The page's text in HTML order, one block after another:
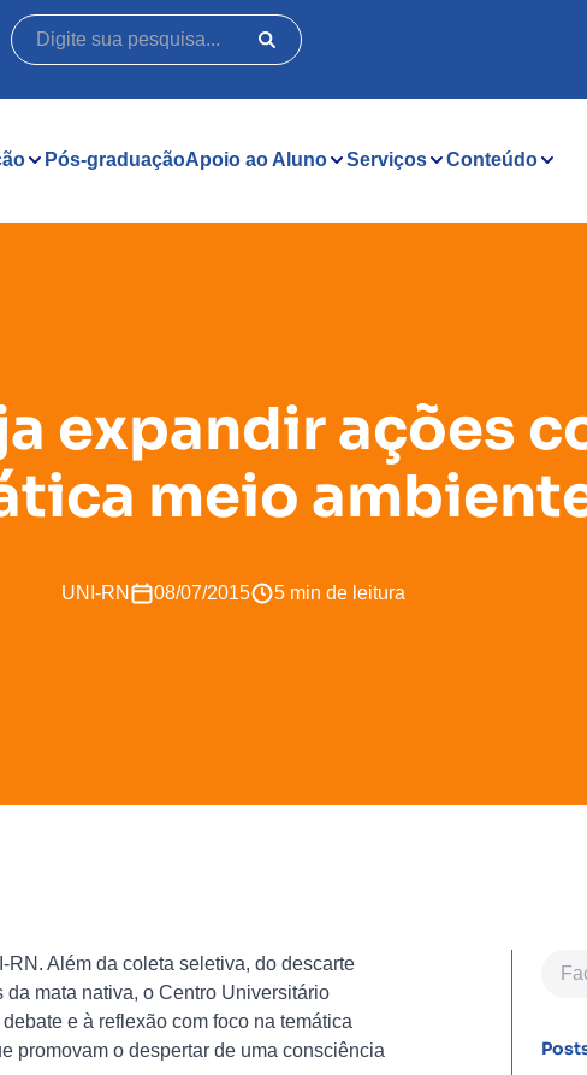
Pós-graduaçãoApoio ao Aluno Serviços Conteúdo
expandir ações
meio
UNI-RN 08/07/2015 5 min de leitura
Além da coleta seletiva, do descarte
mata nativa, o Centro Universitário
e à reflexão com foco na temática
promovam o despertar de uma consciência